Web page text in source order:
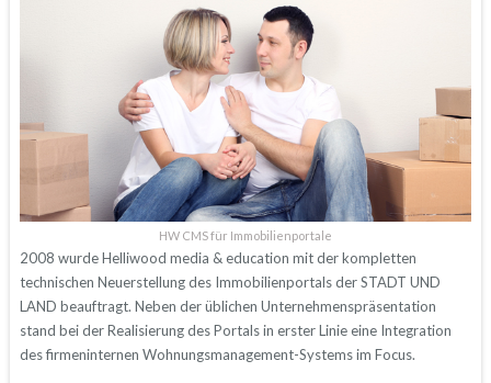
HW CMS für Immobilienportale
2008 wurde Helliwood media & education mit der kompletten
technischen Neuerstellung des Immobilienportals der STADT UND
LAND beauftragt. Neben der üblichen Unternehmenspräsentation
stand bei der Realisierung des Portals in erster Linie eine Integration
des firmeninternen Wohnungsmanagement-Systems im Focus.